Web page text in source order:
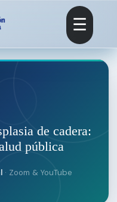
☰
de cadera:
pública
· Zoom & YouTube